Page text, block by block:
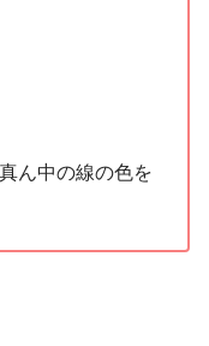
ん中の線の色を